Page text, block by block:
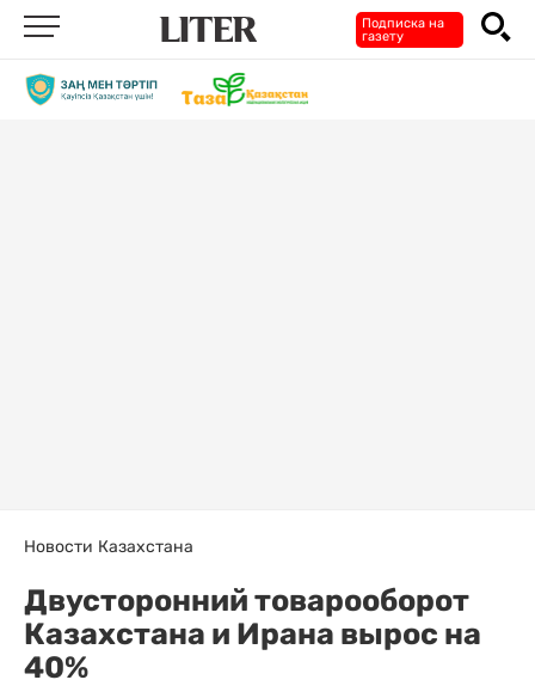
Подписка на
газету
Новости Казахстана
Двусторонний товарооборот
Казахстана и Ирана вырос на
40%